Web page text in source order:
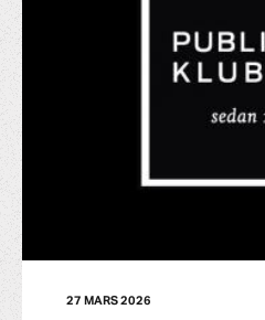
27 MARS 2026